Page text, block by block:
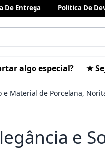
De Entrega Politica De
algo especial? ★
e Material de Porcelana,
e